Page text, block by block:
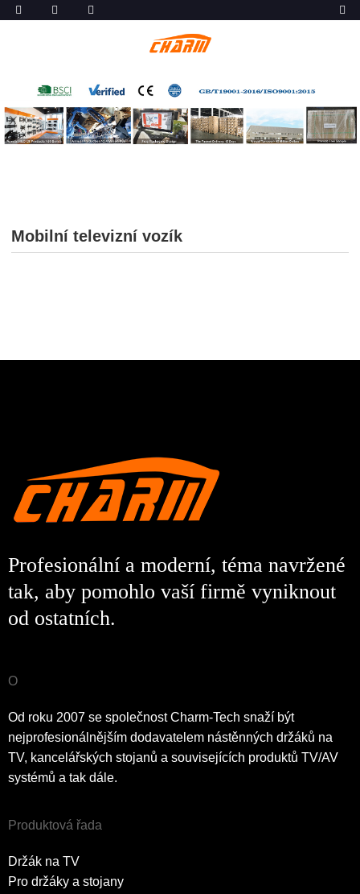
Mobilní televizní vozík
Profesionální a moderní, téma navržené
tak, aby pomohlo vaší firmě vyniknout
od ostatních.
O
Od roku 2007 se společnost Charm-Tech snaží být
nejprofesionálnějším dodavatelem nástěnných držáků na
TV, kancelářských stojanů a souvisejících produktů TV/AV
systémů a tak dále.
Produktová řada
Držák na TV
Pro držáky a stojany